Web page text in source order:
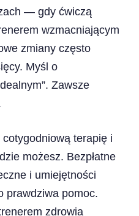
— gdy ćwiczą
wzmacniającym
zmiany często
Myśl o
Zawsze
terapię i
możesz. Bezpłatne
i umiejętności
prawdziwa pomoc.
zdrowia